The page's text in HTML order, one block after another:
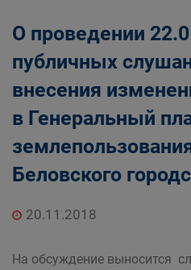
О проведении
публичных
внесения
в Генеральный
Беловского
20.11.2018
На обсуждение выносится